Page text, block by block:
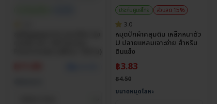
ประกันศูนย์ไทย
ส่วนลด 15%
3.0
หมุดปักผ้าคลุมดิน เหล็กหนาตัว
U ปลายแหลมเจาะง่าย สำหรับ
ดินแข็ง
฿3.83
฿4.50
ขนาดหมุดโลหะ